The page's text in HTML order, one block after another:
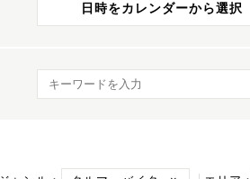
日時をカレンダーから選択
キーワード検索